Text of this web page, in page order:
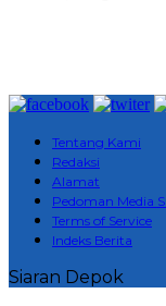
Tentang Kami
Redaksi
Alamat
Pedoman Media
Terms of Service
Indeks Berita
Siaran Depok